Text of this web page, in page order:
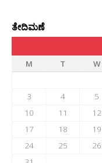
ತೇದಿಮಣೆ
M
T W
3
4 5
10
11 12
17
18 19
24
25 26